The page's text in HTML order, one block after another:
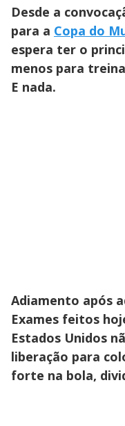
Desde a
para a Copa do
espera ter o
menos para
E nada.
Adiamento após
Exames feitos
Estados Unidos
liberação para
forte na bola,